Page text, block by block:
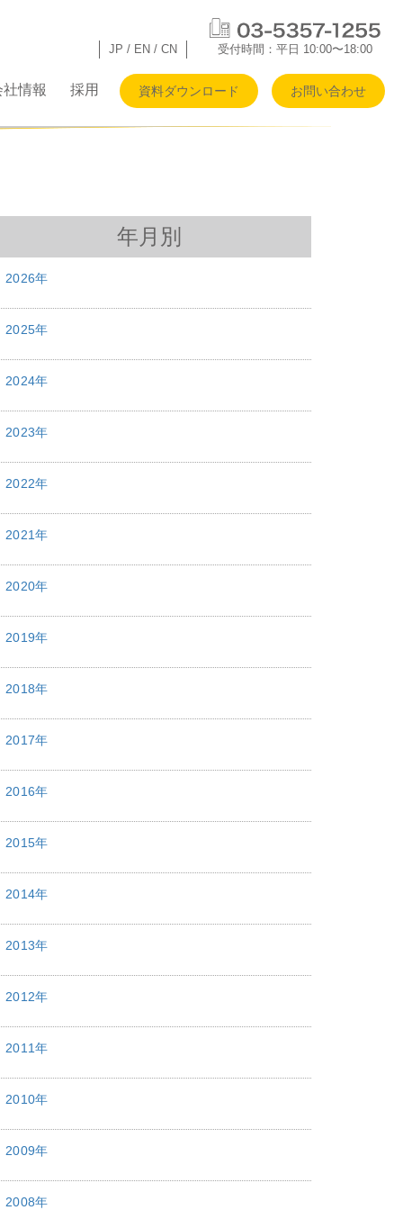
社情報 採用 資料ダウンロード お問い合わせ
受付時間：平日 10:00〜18:00
JP / EN / CN
年月別
2026年
2025年
2024年
2023年
2022年
2021年
2020年
2019年
2018年
2017年
2016年
2015年
2014年
2013年
2012年
2011年
2010年
2009年
2008年